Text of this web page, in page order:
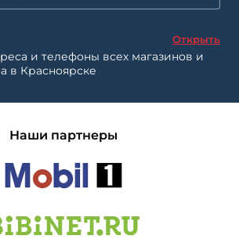
Открыть
и телефоны всех магазинов и
в Красноярске
Наши партнеры